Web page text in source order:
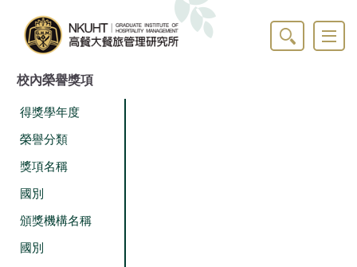
內校內榮譽獎項
得獎學年度
榮譽分類
獎項名稱
國別
頒獎機構名稱
國別